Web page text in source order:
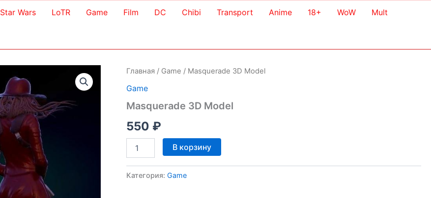
Star Wars LoTR Game Film DC Chibi Transport Anime 18+ WoW Mult
Главная / Game / Masquerade 3D Model
Game
Masquerade 3D Model
550 ₽
Количество
товара
3D
В корзину
Категория:Game